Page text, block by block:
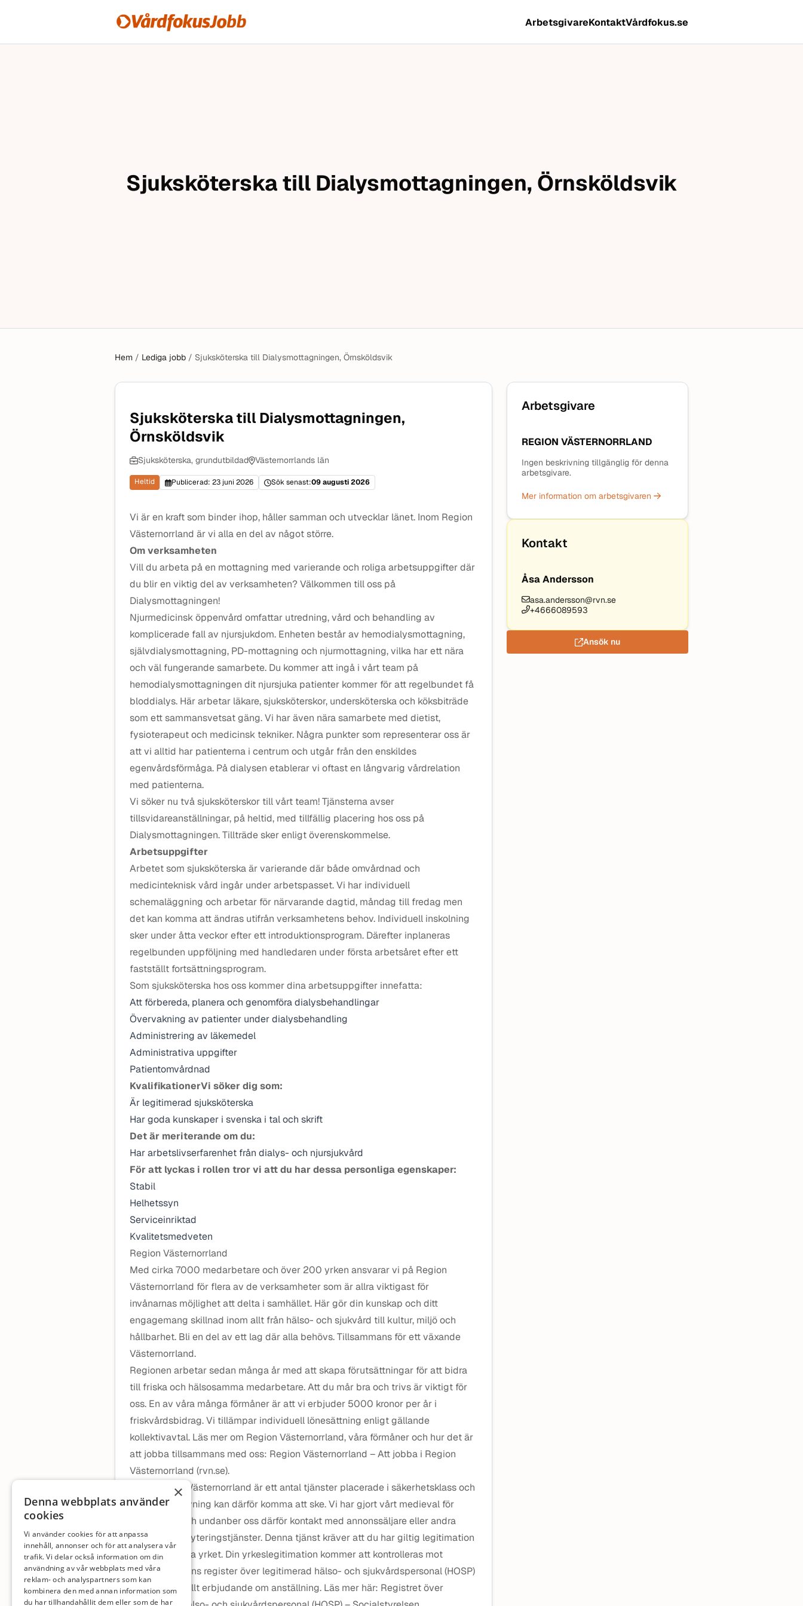
Hoppa till innehåll
Vårdfokusjobb ArbetsgivareKontaktVårdfokus.se
Sjuksköterska till Dialysmottagningen, Örnsköldsvik
Hem / Lediga jobb / Sjuksköterska till Dialysmottagningen, Örnsköldsvik
Sjuksköterska till Dialysmottagningen,
Örnsköldsvik
Sjuksköterska, grundutbildad Västernorrlands län
Heltid Publicerad: 23 juni 2026 Sök senast:09 augusti 2026
Vi är en kraft som binder ihop, håller samman och utvecklar länet. Inom Region
Västernorrland är vi alla en del av något större.
Om verksamheten
Vill du arbeta på en mottagning med varierande och roliga arbetsuppgifter där
du blir en viktig del av verksamheten? Välkommen till oss på
Dialysmottagningen!
Njurmedicinsk öppenvård omfattar utredning, vård och behandling av
komplicerade fall av njursjukdom. Enheten består av hemodialysmottagning,
självdialysmottagning, PD-mottagning och njurmottagning, vilka har ett nära
och väl fungerande samarbete. Du kommer att ingå i vårt team på
hemodialysmottagningen dit njursjuka patienter kommer för att regelbundet få
bloddialys. Här arbetar läkare, sjuksköterskor, undersköterska och köksbiträde
som ett sammansvetsat gäng. Vi har även nära samarbete med dietist,
fysioterapeut och medicinsk tekniker. Några punkter som representerar oss är
att vi alltid har patienterna i centrum och utgår från den enskildes
egenvårdsförmåga. På dialysen etablerar vi oftast en långvarig vårdrelation
med patienterna.
Vi söker nu två sjuksköterskor till vårt team! Tjänsterna avser
tillsvidareanställningar, på heltid, med tillfällig placering hos oss på
Dialysmottagningen. Tillträde sker enligt överenskommelse.
Arbetsuppgifter
Arbetet som sjuksköterska är varierande där både omvårdnad och
medicinteknisk vård ingår under arbetspasset. Vi har individuell
schemaläggning och arbetar för närvarande dagtid, måndag till fredag men
det kan komma att ändras utifrån verksamhetens behov. Individuell inskolning
sker under åtta veckor efter ett introduktionsprogram. Därefter inplaneras
regelbunden uppföljning med handledaren under första arbetsåret efter ett
fastställt fortsättningsprogram.
Som sjuksköterska hos oss kommer dina arbetsuppgifter innefatta:
Att förbereda, planera och genomföra dialysbehandlingar
Övervakning av patienter under dialysbehandling
Administrering av läkemedel
Administrativa uppgifter
Patientomvårdnad
KvalifikationerVi söker dig som:
Är legitimerad sjuksköterska
Har goda kunskaper i svenska i tal och skrift
Det är meriterande om du:
Har arbetslivserfarenhet från dialys- och njursjukvård
För att lyckas i rollen tror vi att du har dessa personliga egenskaper:
Stabil
Helhetssyn
Serviceinriktad
Kvalitetsmedveten
Region Västernorrland
Med cirka 7000 medarbetare och över 200 yrken ansvarar vi på Region
Västernorrland för flera av de verksamheter som är allra viktigast för
invånarnas möjlighet att delta i samhället. Här gör din kunskap och ditt
engagemang skillnad inom allt från hälso- och sjukvård till kultur, miljö och
hållbarhet. Bli en del av ett lag där alla behövs. Tillsammans för ett växande
Västernorrland.
Regionen arbetar sedan många år med att skapa förutsättningar för att bidra
till friska och hälsosamma medarbetare. Att du mår bra och trivs är viktigt för
oss. En av våra många förmåner är att vi erbjuder 5000 kronor per år i
friskvårdsbidrag. Vi tillämpar individuell lönesättning enligt gällande
kollektivavtal. Läs mer om Region Västernorrland, våra förmåner och hur det är
att jobba tillsammans med oss: Region Västernorrland – Att jobba i Region
Västernorrland (rvn.se).
Inom Region Västernorrland är ett antal tjänster placerade i säkerhetsklass och
säkerhetsprövning kan därför komma att ske. Vi har gjort vårt medieval för
rekrytering och undanber oss därför kontakt med annonssäljare eller andra
säljare av rekryteringstjänster. Denna tjänst kräver att du har giltig legitimation
för det aktuella yrket. Din yrkeslegitimation kommer att kontrolleras mot
Socialstyrelsens register över legitimerad hälso- och sjukvårdspersonal (HOSP)
innan eventuellt erbjudande om anställning. Läs mer här: Registret över
Arbetsgivare
REGION VÄSTERNORRLAND
Ingen beskrivning tillgänglig för denna
arbetsgivare.
Mer information om arbetsgivaren
Kontakt
Åsa Andersson
asa.andersson@rvn.se
+4666089593
Ansök nu
×
Denna webbplats använder
cookies
Vi använder cookies för att anpassa
innehåll, annonser och för att analysera vår
trafik. Vi delar också information om din
användning av vår webbplats med våra
reklam- och analyspartners som kan
kombinera den med annan information som
du har tillhandahållit dem eller som de har